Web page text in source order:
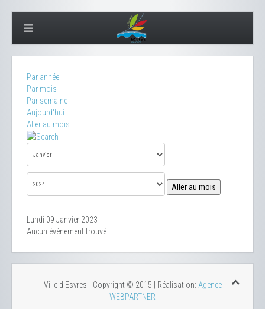
Par année
Par mois
Par semaine
Aujourd'hui
Aller au mois
Aller au mois
Lundi 09 Janvier 2023
Aucun évènement trouvé
Ville d'Esvres - Copyright © 2015 | Réalisation: Agence
WEBPARTNER